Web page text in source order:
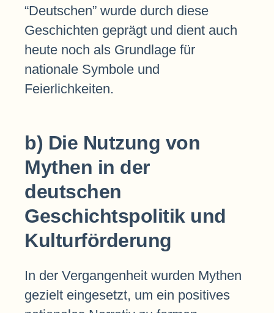
“Deutschen” wurde durch diese
Geschichten geprägt und dient auch
heute noch als Grundlage für
nationale Symbole und
Feierlichkeiten.
b) Die Nutzung von
Mythen in der
deutschen
Geschichtspolitik und
Kulturförderung
In der Vergangenheit wurden Mythen
gezielt eingesetzt, um ein positives